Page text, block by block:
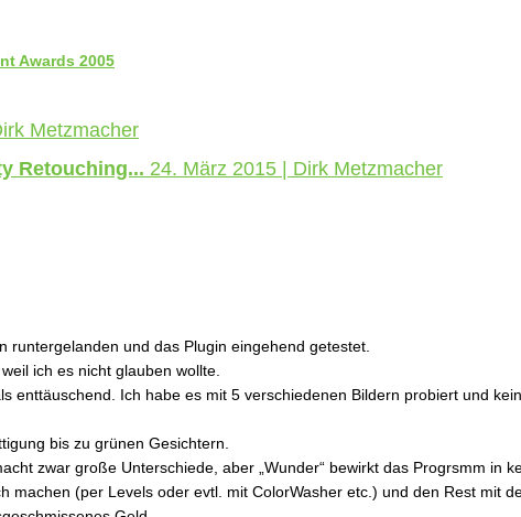
Awards 2005
Metzmacher
Retouching... 24. März 2015 | Dirk Metzmacher
runtergelanden und das Plugin eingehend getestet.
ich es nicht glauben wollte.
enttäuschend. Ich habe es mit 5 verschiedenen Bildern probiert und
bis zu grünen Gesichtern.
zwar große Unterschiede, aber „Wunder“ bewirkt das Progrsmm in
machen (per Levels oder evtl. mit ColorWasher etc.) und den Rest mit